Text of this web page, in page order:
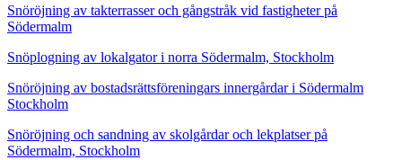
Snöröjning av takterrasser och gångstråk vid fastigheter på
Södermalm
Snöplogning av lokalgator i norra Södermalm, Stockholm
Snöröjning av bostadsrättsföreningars innergårdar i Södermalm
Stockholm
Snöröjning och sandning av skolgårdar och lekplatser på
Södermalm, Stockholm